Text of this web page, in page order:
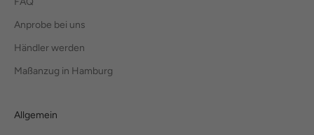
Anprobe bei uns
Händler werden
Maßanzug in Hamburg
Allgemein